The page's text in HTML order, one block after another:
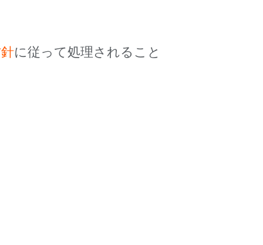
に従って処理されること